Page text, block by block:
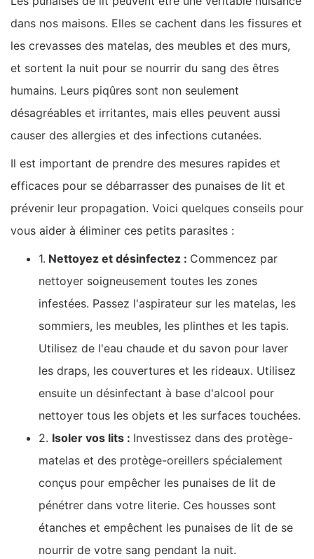
dans nos maisons. Elles se cachent dans les fissures et
les crevasses des matelas, des meubles et des murs,
et sortent la nuit pour se nourrir du sang des êtres
humains. Leurs piqûres sont non seulement
désagréables et irritantes, mais elles peuvent aussi
causer des allergies et des infections cutanées.
Il est important de prendre des mesures rapides et
efficaces pour se débarrasser des punaises de lit et
prévenir leur propagation. Voici quelques conseils pour
vous aider à éliminer ces petits parasites :
1. Nettoyez et désinfectez : Commencez par
nettoyer soigneusement toutes les zones
infestées. Passez l'aspirateur sur les matelas, les
sommiers, les meubles, les plinthes et les tapis.
Utilisez de l'eau chaude et du savon pour laver
les draps, les couvertures et les rideaux. Utilisez
ensuite un désinfectant à base d'alcool pour
nettoyer tous les objets et les surfaces touchées.
2. Isoler vos lits : Investissez dans des protège-
matelas et des protège-oreillers spécialement
conçus pour empêcher les punaises de lit de
pénétrer dans votre literie. Ces housses sont
étanches et empêchent les punaises de lit de se
nourrir de votre sang pendant la nuit.